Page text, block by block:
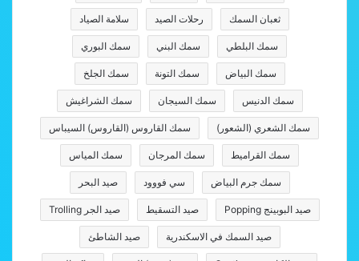
ثعبان السمك رحلات الصيد سلامة الصياد
سمك البلطي سمك البني سمك البوري
سمك البياض سمك التونة سمك الجلخ
سمك الدنيس سمك السيجان سمك الشراغيش
سمك الشعري (الشعور) سمك القاروس (القاروس) السيباس
سمك القراميط سمك المرجان سمك المياس
سمك جرم البياض سي فووود صيد البحر
صيد البوبينج Popping صيد التسقيط صيد الجر Trolling
صيد السمك في الاسكندرية صيد الشاطئ